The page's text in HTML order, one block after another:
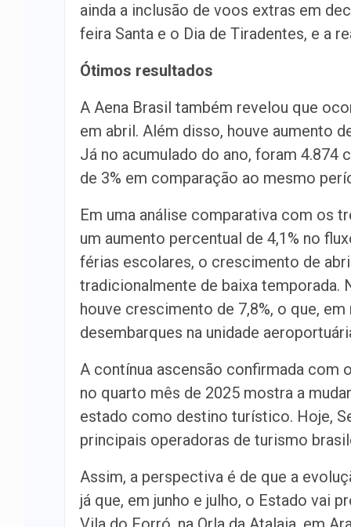
ainda a inclusão de voos extras em
feira Santa e o Dia de Tiradentes, e a
Ótimos resultados
A Aena Brasil também revelou que
em abril. Além disso, houve aumento
Já no acumulado do ano, foram 4.874
de 3% em comparação ao mesmo
Em uma análise comparativa com os
um aumento percentual de 4,1% no
férias escolares, o crescimento de
tradicionalmente de baixa temporada.
houve crescimento de 7,8%, o que,
desembarques na unidade
A contínua ascensão confirmada com
no quarto mês de 2025 mostra a
estado como destino turístico. Hoje,
principais operadoras de turismo
Assim, a perspectiva é de que a
já que, em junho e julho, o Estado vai